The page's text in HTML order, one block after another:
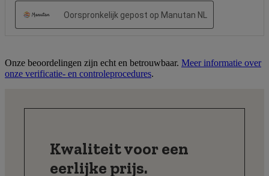
Onze beoordelingen zijn echt en betrouwbaar. Meer informatie over
onze verificatie- en controleprocedures.
Kwaliteit voor een
eerlijke prijs.